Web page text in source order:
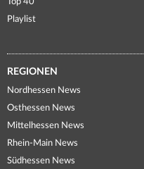
Top 40
Playlist
REGIONEN
Nordhessen News
Osthessen News
Mittelhessen News
Rhein-Main News
Südhessen News